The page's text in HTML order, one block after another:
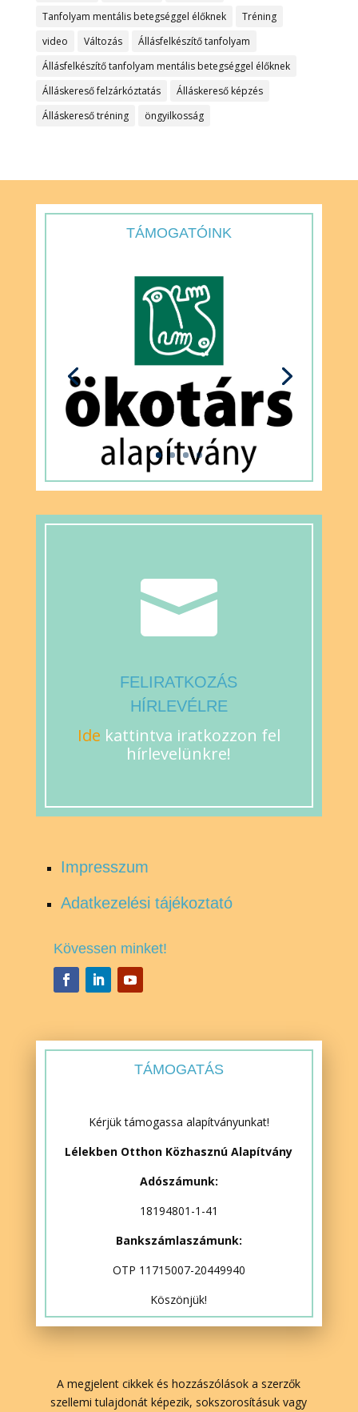
Tanfolyam mentális betegséggel élőknek
Tréning
video
Változás
Állásfelkészítő tanfolyam
Állásfelkészítő tanfolyam mentális betegséggel élőknek
Álláskereső felzárkóztatás
Álláskereső képzés
Álláskereső tréning
öngyilkosság
TÁMOGATÓINK

FELIRATKOZÁS
HÍRLEVÉLRE
Ide kattintva iratkozzon fel
hírlevelünkre!
Impresszum
Adatkezelési tájékoztató
Kövessen minket!
TÁMOGATÁS
Kérjük támogassa alapítványunkat!
Lélekben Otthon Közhasznú Alapítvány
Adószámunk:
18194801-1-41
Bankszámlaszámunk:
OTP 11715007-20449940
Köszönjük!
A megjelent cikkek és hozzászólások a szerzők
szellemi tulajdonát képezik, sokszorosításuk vagy